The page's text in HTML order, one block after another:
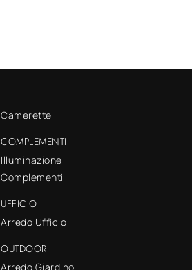
Camerette
COMPLEMENTI
Illuminazione
Complementi
UFFICIO
Arredo Ufficio
OUTDOOR
Arredo Giardino